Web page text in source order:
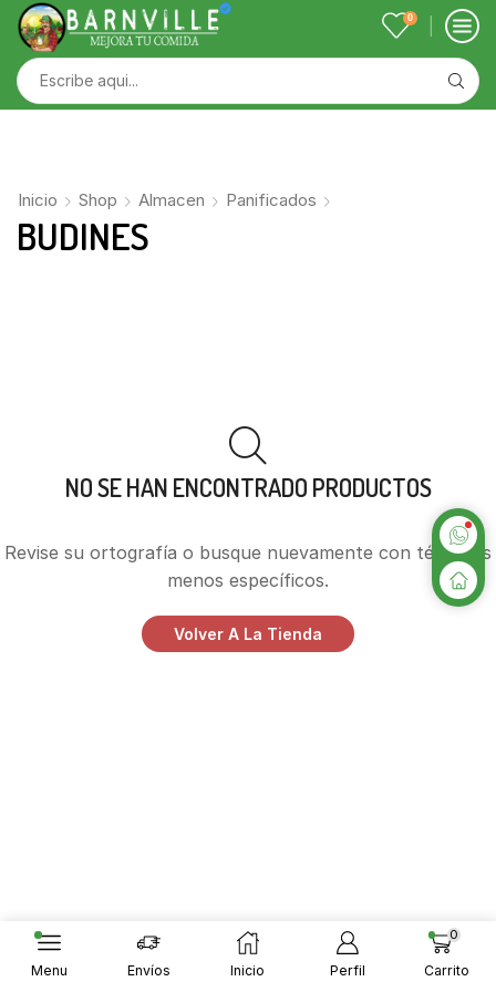
0
Inicio Shop Almacen Panificados
BUDINES
NO SE HAN ENCONTRADO PRODUCTOS
Revise su ortografía o busque nuevamente con términos
menos específicos.
Volver A La Tienda
Menu Envíos Inicio Perfil
0
Carrito